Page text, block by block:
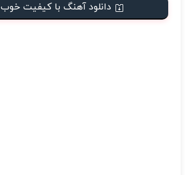
دانلود آهنگ با کیفیت خوب 128